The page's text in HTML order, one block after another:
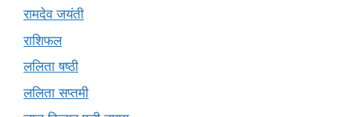
रामदेव जयंती
राशिफल
ललिता षष्ठी
ललिता सप्तमी